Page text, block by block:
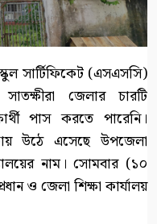
সার্টিফিকেট (এসএসসি)
জেলার চারটি
পাস করতে পারেনি।
উঠে এসেছে উপজেলা
নাম। সোমবার (১০
ও জেলা শিক্ষা কার্যালয়